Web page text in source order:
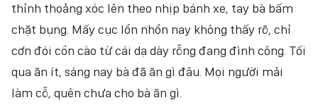
thỉnh thoảng xóc lên theo nhịp bánh xe, tay bà bấm
chặt bụng. Mấy cục lổn nhổn nay không thấy rõ, chỉ
cơn đói cồn cào từ cái dạ dày rỗng đang đình công. Tối
qua ăn ít, sáng nay bà đã ăn gì đâu. Mọi người mải
làm cỗ, quên chưa cho bà ăn gì.